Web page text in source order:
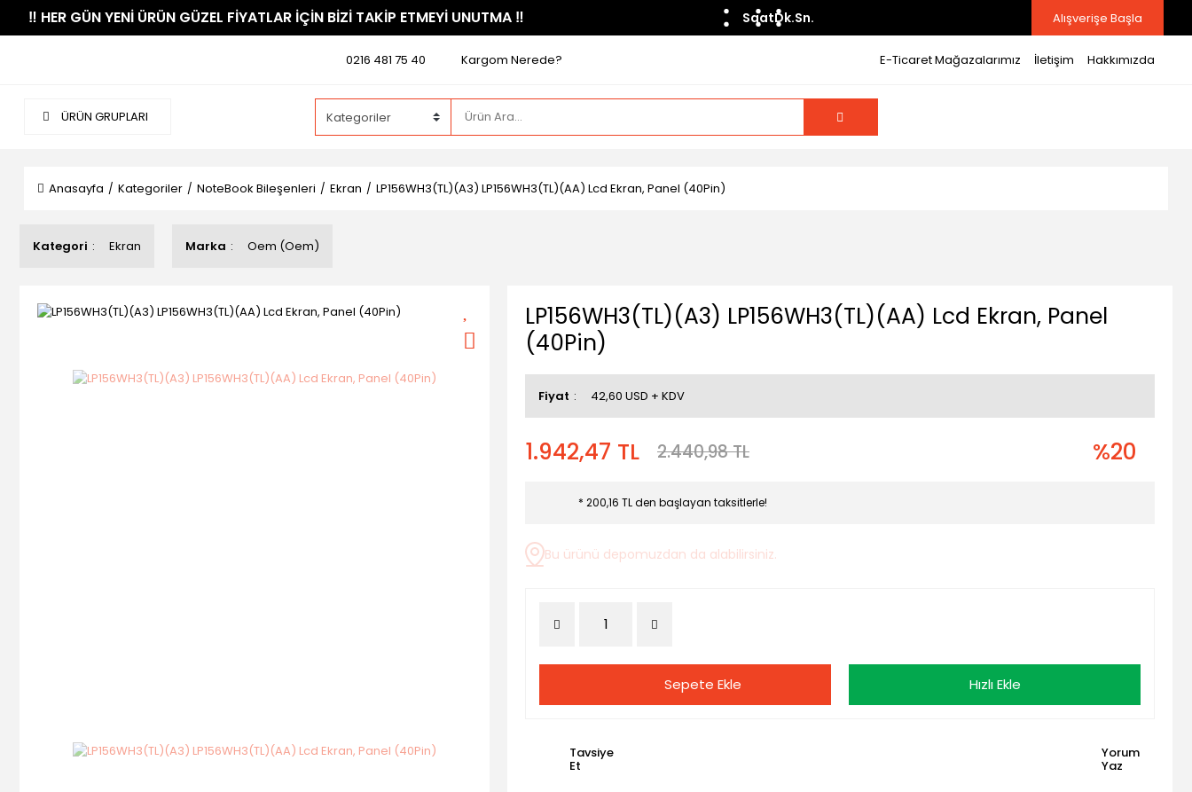
​‼️​ HER GÜN YENİ ÜRÜN GÜZEL FİYATLAR İÇİN BİZİ TAKİP ETMEYİ UNUTMA ​‼️​ SaatDk.Sn. Alışverişe Başla
0216 481 75 40 Kargom Nerede? E-Ticaret Mağazalarımız İletişim Hakkımızda
ÜRÜN GRUPLARI
Anasayfa Kategoriler NoteBook Bileşenleri Ekran LP156WH3(TL)(A3) LP156WH3(TL)(AA) Lcd Ekran, Panel (40Pin)
Kategori Ekran Marka Oem (Oem)
LP156WH3(TL)(A3) LP156WH3(TL)(AA) Lcd Ekran, Panel
(40Pin)
Fiyat 42,60 USD + KDV
1.942,47 TL 2.440,98 TL %20
* 200,16 TL den başlayan taksitlerle!
Bu ürünü depomuzdan da alabilirsiniz.
Sepete Ekle Hızlı Ekle
Tavsiye
Et
Yorum
Yaz